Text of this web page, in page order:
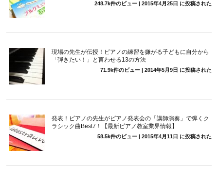
248.7k件のビュー| 2015年4月25日 に投稿された
現場の先生が伝授！ピアノの練習を嫌がる子どもに自分から
「弾きたい！」と言わせる13の方法
71.9k件のビュー| 2014年5月9日 に投稿された
発表！ピアノの先生がピアノ発表会の「講師演奏」で弾くク
ラシック曲Best7！【最新ピアノ教室業界情報】
58.5k件のビュー| 2015年4月11日 に投稿された